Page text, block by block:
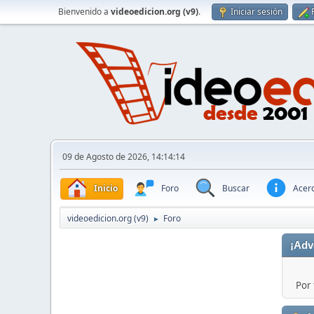
Bienvenido a videoedicion.org (v9). Iniciar sesión
09 de Agosto de 2026, 14:14:14
Inicio Foro Buscar
videoedicion.org (v9) ► Foro
Por